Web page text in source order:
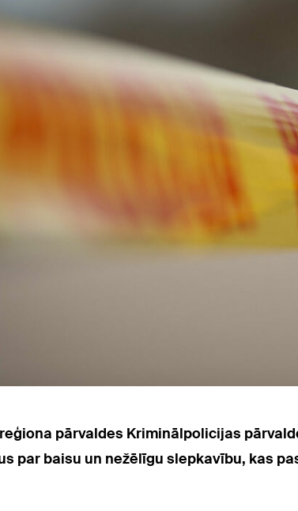
pārvaldes Kriminālpolicijas
par baisu un nežēlīgu slepkavību, kas